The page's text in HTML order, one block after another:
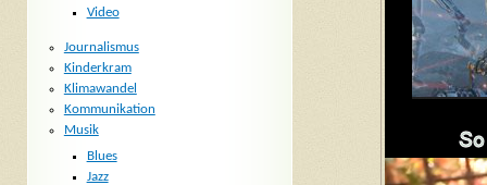
Video
Journalismus
Kinderkram
Klimawandel
Kommunikation
Musik
Blues
Jazz